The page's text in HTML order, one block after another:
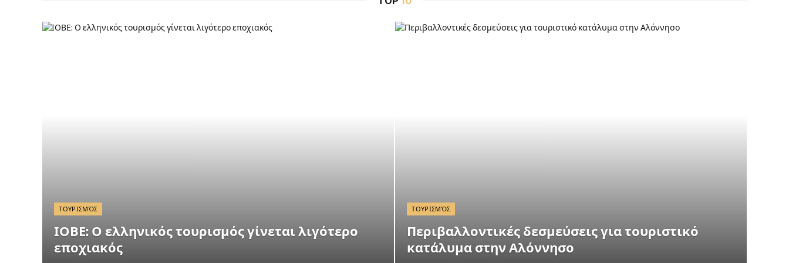
ΤΟΥΡΙΣΜΌΣ
ΙΟΒΕ: Ο ελληνικός τουρισμός γίνεται λιγότερο
εποχιακός
ΤΟΥΡΙΣΜΌΣ
Περιβαλλοντικές δεσμεύσεις για τουριστικό
κατάλυμα στην Αλόννησο